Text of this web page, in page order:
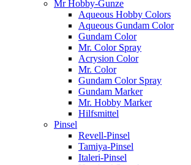
Mr Hobby-Gunze
Aqueous Hobby Colors
Aqueous Gundam Color
Gundam Color
Mr. Color Spray
Acrysion Color
Mr. Color
Gundam Color Spray
Gundam Marker
Mr. Hobby Marker
Hilfsmittel
Pinsel
Revell-Pinsel
Tamiya-Pinsel
Italeri-Pinsel